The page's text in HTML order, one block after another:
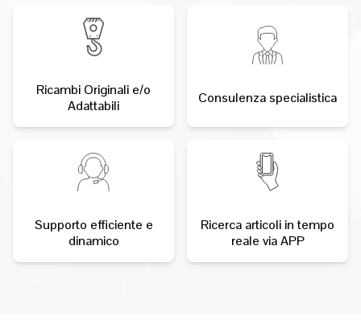
Ricambi Originali e/o
Adattabili
Consulenza specialistica
Supporto efficiente e
dinamico
Ricerca articoli in tempo
reale via APP